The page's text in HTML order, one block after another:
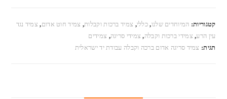
קטגוריות: המיוחדים שלנו, כללי, צמיד ברכות וקבלות, צמיד חוט אדום, צמיד נגד
עין הרע, צמידי ברכות וקבלה, צמידי סריגה, צמידים
תגית: צמיד סריגה אדום ברכה וקבלה עבודת יד ישראלית